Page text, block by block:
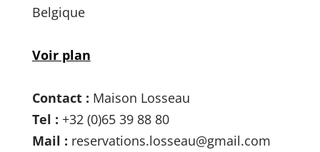
Belgique
Voir plan
Contact : Maison Losseau
Tel : +32 (0)65 39 88 80
Mail : reservations.losseau@gmail.com